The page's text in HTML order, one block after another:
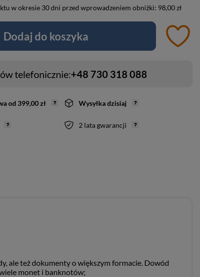
w okresie 30 dni przed wprowadzeniem obniżki: 98,00 zł
Dodaj do koszyka
telefonicznie:+48 730 318 088
od 399,00 zł Wysyłkadzisiaj
2 lata gwarancji
ale też dokumenty o większym formacie. Dowód
monet i banknotów;